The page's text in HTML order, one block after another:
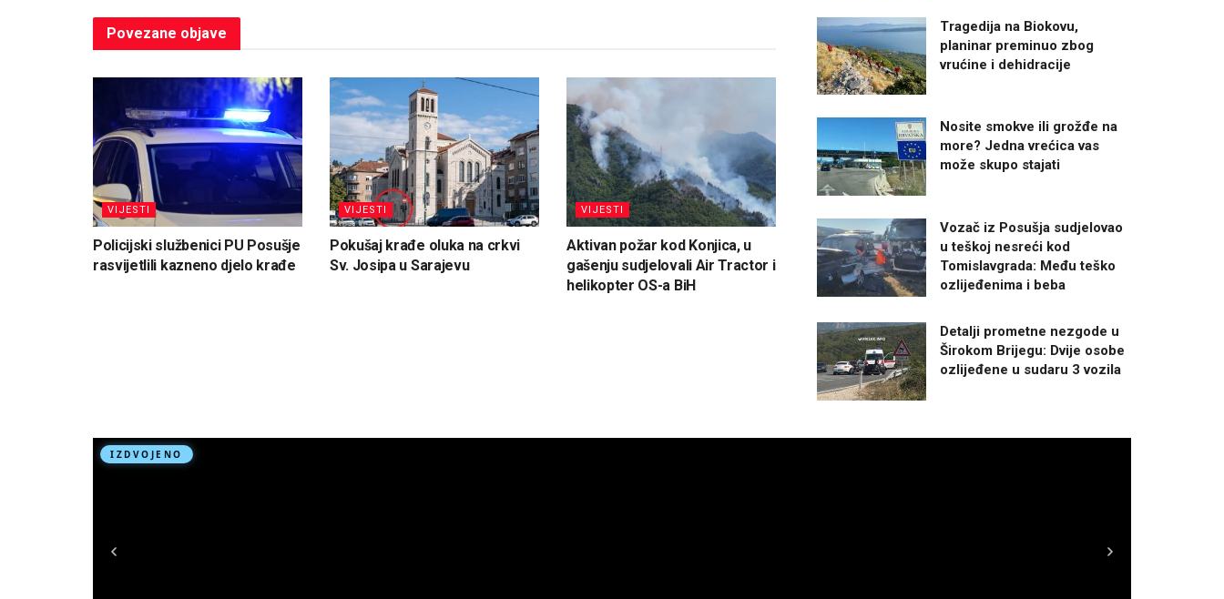
Povezane objave
VIJESTI
Policijski službenici PU Posušje
rasvijetlili kazneno djelo krađe
VIJESTI
Pokušaj krađe oluka na crkvi
Sv. Josipa u Sarajevu
VIJESTI
Aktivan požar kod Konjica, u
gašenju sudjelovali Air Tractor i
helikopter OS-a BiH
Tragedija na Biokovu,
planinar preminuo zbog
vrućine i dehidracije
Nosite smokve ili grožđe na
more? Jedna vrećica vas
može skupo stajati
Vozač iz Posušja sudjelovao
u teškoj nesreći kod
Tomislavgrada: Među teško
ozlijeđenima i beba
Detalji prometne nezgode u
Širokom Brijegu: Dvije osobe
ozlijeđene u sudaru 3 vozila